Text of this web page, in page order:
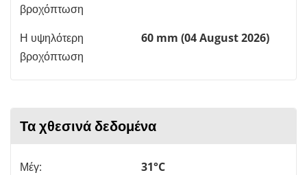
βροχόπτωση
Η υψηλότερη
βροχόπτωση
60 mm (04 August 2026)
Τα χθεσινά δεδομένα
Μέγ:
31°C